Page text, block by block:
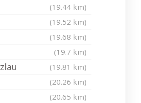
(19.44 km)
(19.52 km)
(19.68 km)
(19.7 km)
(19.81 km)
(20.26 km)
(20.65 km)